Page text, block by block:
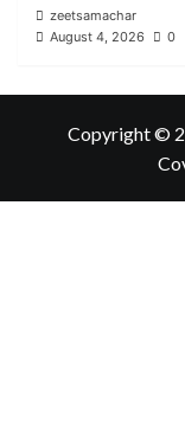
zeetsamachar
August 4, 2026
0
Copyright ©